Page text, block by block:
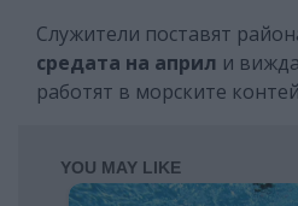
Служители поставят
средата на април и
работят в морските